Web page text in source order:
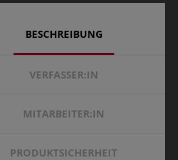
BESCHREIBUNG
VERFASSER:IN
MITARBEITER:IN
PRODUKTSICHERHEIT